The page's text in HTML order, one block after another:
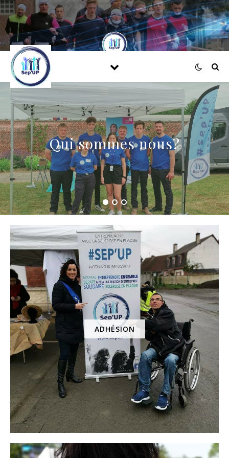
Qui sommes nous?
ADHÉSION